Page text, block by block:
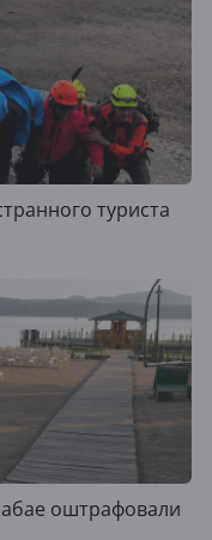
туриста
оштрафовали